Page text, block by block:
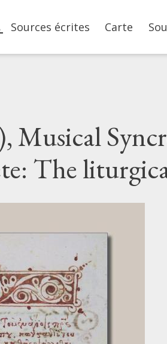
search
Main navigation
Sources écrites Carte
Musical
The